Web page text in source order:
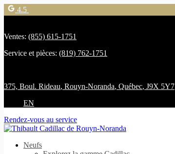
4.5
Ventes: (855) 615-1751
Service et pièces: (819) 762-1751
375, Boul. Rideau, Rouyn-Noranda, Québec, J9X 5Y7
EN
Rendez-vous au service
Neufs